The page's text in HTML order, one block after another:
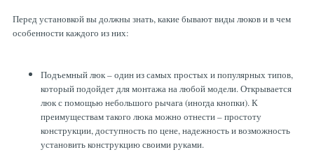
Перед установкой вы должны знать, какие бывают виды люков и в чем
особенности каждого из них:
Подъемный люк – один из самых простых и популярных типов,
который подойдет для монтажа на любой модели. Открывается
люк с помощью небольшого рычага (иногда кнопки). К
преимуществам такого люка можно отнести – простоту
конструкции, доступность по цене, надежность и возможность
установить конструкцию своими руками.